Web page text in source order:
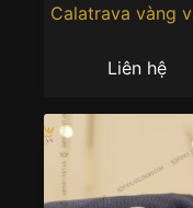
Calatrava vàng
Liên hệ